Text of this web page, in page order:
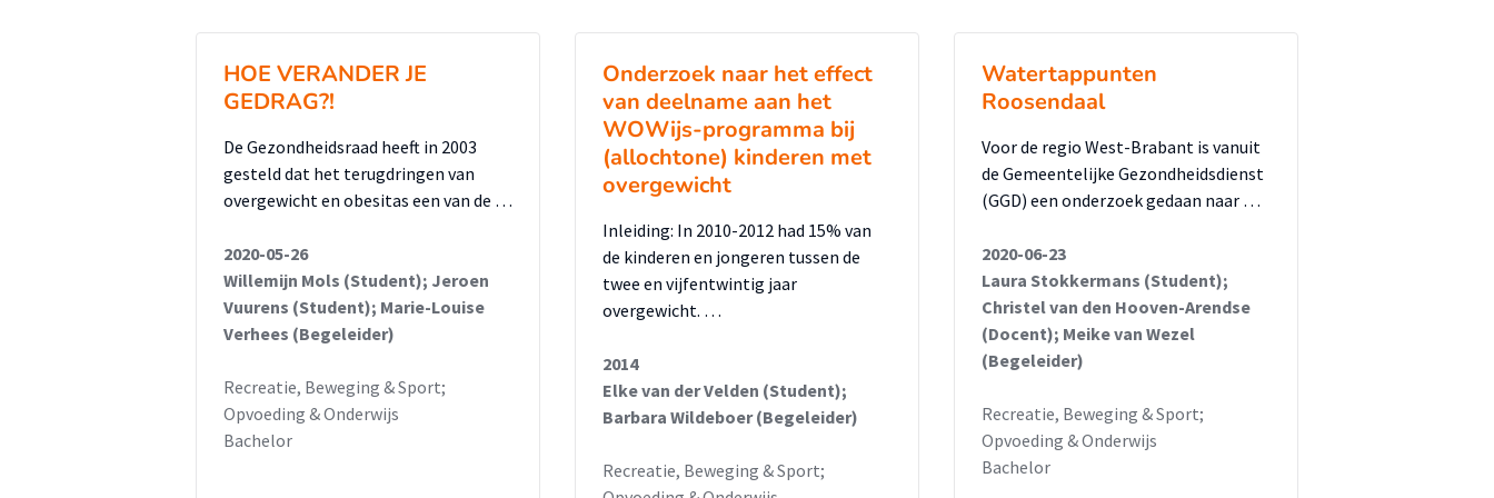
gezondheid van de respondenten gemeten. Vervolgens zijn er interviews
met diezelfde respondenten gehouden. Zij zijn bevraagd op basis van
thema’s, die in combinatie met het kwantitatieve onderzoek antwoord
geven op de deelvragen.
Uit het onderzoek blijkt dat de voorbereiding die een leraar treft voor
aanvang van het project Sam de Waterman, cruciaal is. Die voorbereiding
beïnvloed namelijk de houding ten opzichte van het project. Een goede
voorbereiding betekent een positieve houding, waardoor de boodschap
beter kan worden overgebracht. Een mindere voorbereiding beïnvloed de
houding ten opzichte van het project negatief, waardoor de leraar minder
geloofwaardig overkomt. Daarnaast blijkt ook de houding ten opzichte van
gezond gedrag bepalend. De respondenten die zelf veel waarde hechten
HOE VERANDER JE
GEDRAG?!
De Gezondheidsraad heeft in 2003
gesteld dat het terugdringen van
overgewicht en obesitas een van de …
2020-05-26
Willemijn Mols (Student); Jeroen
Vuurens (Student); Marie-Louise
Verhees (Begeleider)
Recreatie, Beweging & Sport;
Opvoeding & Onderwijs
Bachelor
Onderzoek naar het effect
van deelname aan het
WOWijs-programma bij
(allochtone) kinderen met
overgewicht
Inleiding: In 2010-2012 had 15% van
de kinderen en jongeren tussen de
twee en vijfentwintig jaar
overgewicht. …
2014
Elke van der Velden (Student);
Barbara Wildeboer (Begeleider)
Recreatie, Beweging & Sport;
Watertappunten
Roosendaal
Voor de regio West-Brabant is vanuit
de Gemeentelijke Gezondheidsdienst
(GGD) een onderzoek gedaan naar …
2020-06-23
Laura Stokkermans (Student);
Christel van den Hooven-Arendse
(Docent); Meike van Wezel
(Begeleider)
Recreatie, Beweging & Sport;
Opvoeding & Onderwijs
Bachelor